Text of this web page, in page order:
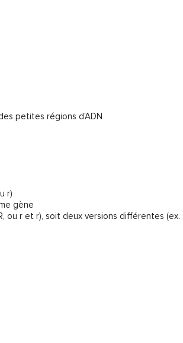
petites régions d’ADN
r)
gène
ou r et r), soit deux versions différentes (ex.